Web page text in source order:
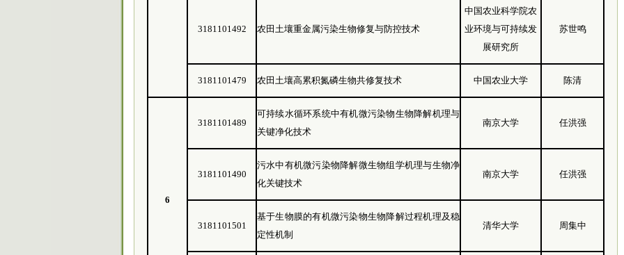
3181101492 农田土壤重金属污染生物修复与防控技术
中国农业科学院农
业环境与可持续发
展研究所
苏世鸣
3181101479 农田土壤高累积氮磷生物共修复技术 中国农业大学 陈清
6
3181101489
可持续水循环系统中有机微污染物生物降解机理与
关键净化技术
南京大学 任洪强
3181101490
污水中有机微污染物降解微生物组学机理与生物净
化关键技术
南京大学 任洪强
3181101501
基于生物膜的有机微污染物生物降解过程机理及稳
定性机制
清华大学 周集中